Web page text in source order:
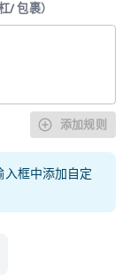
/ 包裹）
添加规则
入框中添加自定